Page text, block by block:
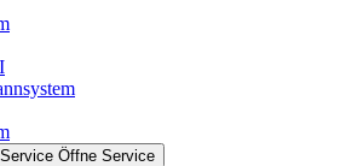
Öffne Service